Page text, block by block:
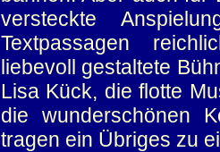
versteckte
Textpassagen
liebevoll gestaltete
Lisa Kück, die flotte
die wunderschönen
tragen ein Übriges zu